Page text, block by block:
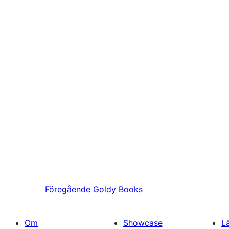
Föregående Goldy Books
Om Showcase